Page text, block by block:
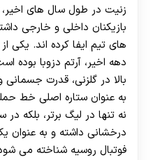
زنیت در طول سال های
بازیکنان داخلی و خارجی
های تیم ایفا کرده اند. یکی
دهه اخیر، آرتم دزوبا بوده
بالا در گلزنی، قدرت
به عنوان ستاره اصلی خط
نه تنها در لیگ برتر، بلکه
درخشانی داشته و به عنوان
فوتبال روسیه شناخته می